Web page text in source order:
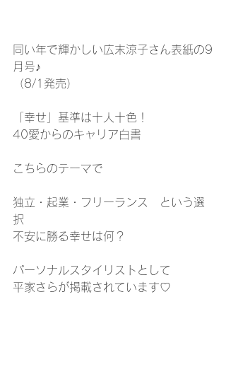
同い年で輝かしい広末涼子さん表紙の9
月号♪
（8/1発売）
「幸せ」基準は十人十色！
40愛からのキャリア白書
こちらのテーマで
独立・起業・フリーランス　という選
択
不安に勝る幸せは何？
パーソナルスタイリストとして
平家さらが掲載されています♡